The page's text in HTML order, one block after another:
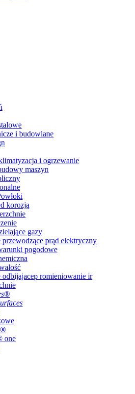
i budowlane
i ogrzewanie
maszyn
korozją
gazy
prąd elektryczny
pogodowe
odbijajacep romieniowanie ir
one